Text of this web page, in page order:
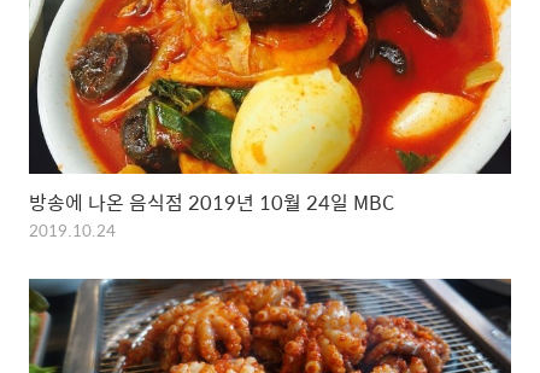
방송에 나온 음식점 2019년 10월 24일 MBC
2019.10.24